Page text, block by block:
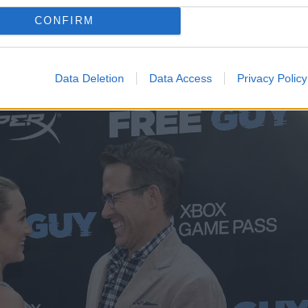
CONFIRM
Data Deletion Data Access Privacy Policy
παιδιά. Αυτός είναι ο δεύτερος
καθώς το 2008 είχε παντρευτεί την
του 2010 με μια κοινή ανακοίνωση